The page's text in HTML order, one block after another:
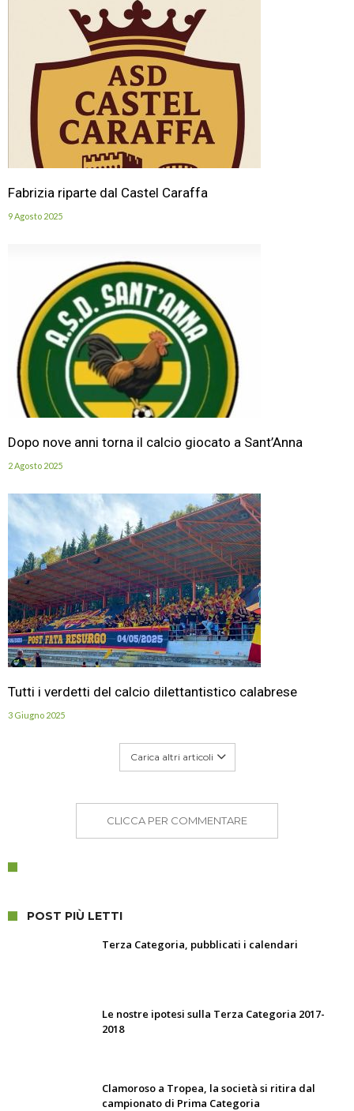
Fabrizia riparte dal Castel Caraffa
9 Agosto 2025
Dopo nove anni torna il calcio giocato a Sant’Anna
2 Agosto 2025
Tutti i verdetti del calcio dilettantistico calabrese
3 Giugno 2025
Carica altri articoli
CLICCA PER COMMENTARE
POST PIÙ LETTI
Terza Categoria, pubblicati i calendari
Le nostre ipotesi sulla Terza Categoria 2017-
2018
Clamoroso a Tropea, la società si ritira dal
campionato di Prima Categoria